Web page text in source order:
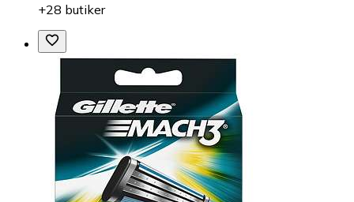
+28 butiker